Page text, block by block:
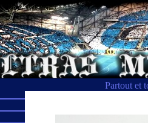
Partout et